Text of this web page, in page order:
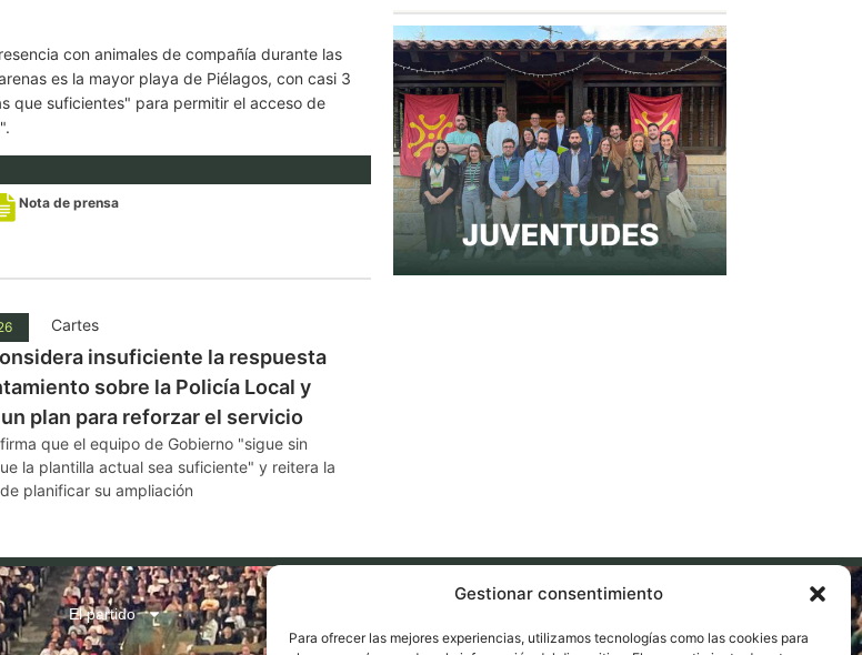
Gestionar consentimiento
Para ofrecer las mejores experiencias, utilizamos tecnologías como las cookies para
con animales de compañía durante las
es la mayor playa de Piélagos, con casi 3
que suficientes" para permitir el acceso de
Nota de prensa
Cartes
insuficiente la respuesta
sobre la Policía Local y
plan para reforzar el servicio
que el equipo de Gobierno "sigue sin
la plantilla actual sea suficiente" y reitera la
planificar su ampliación
El partido